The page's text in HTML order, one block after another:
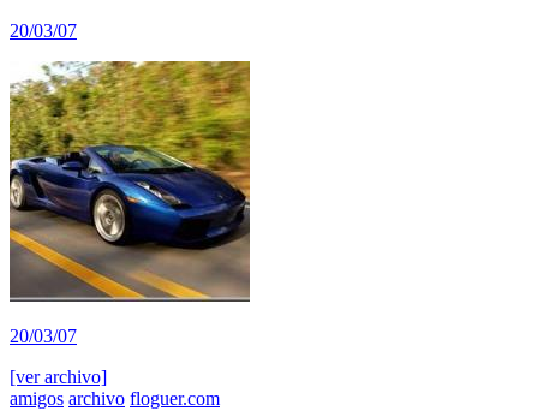
20/03/07
20/03/07
[ver archivo]
amigos archivo floguer.com